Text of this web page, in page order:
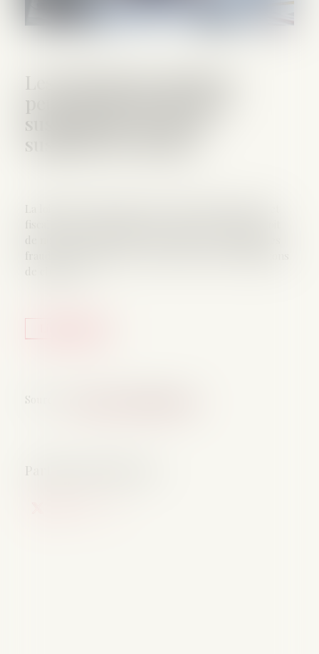
Les allocations chômage
peuvent désormais être
suspendues en cas de
suspicion de fraude
Source :
La loi relative à la lutte contre les fraudes sociales et
fiscales a été promulguée le 25 juin 2026. Elle prévoit
de nouveaux moyens de détection et de sanction des
de chômage...